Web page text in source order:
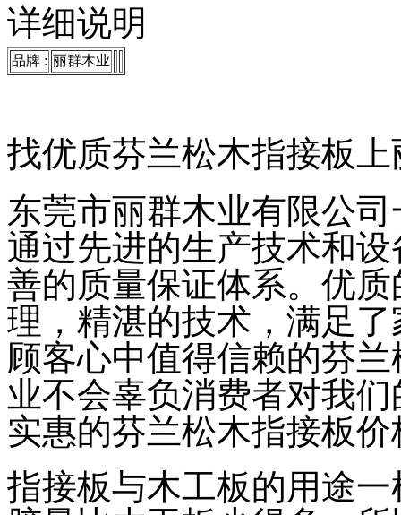
详细说明
品牌 : 丽群木业
找优质芬兰松木指接板
东莞市丽群木业有限公
通过先进的生产技术和
善的质量保证体系。优
理，精湛的技术，满足
顾客心中值得信赖的芬
业不会辜负消费者对我
实惠的芬兰松木指接板
指接板与木工板的用途